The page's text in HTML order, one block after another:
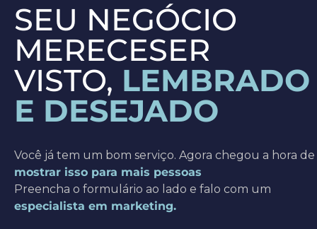
SEU NEGÓCIO
MERECESER
VISTO, LEMBRADO
E DESEJADO
Você já tem um bom serviço. Agora chegou a hora de
mostrar isso para mais pessoas
Preencha o formulário ao lado e falo com um
especialista em marketing.